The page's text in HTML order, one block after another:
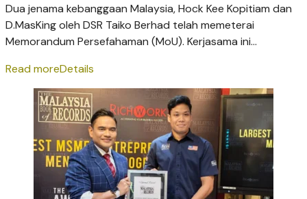
Dua jenama kebanggaan Malaysia, Hock Kee Kopitiam dan
D.MasKing oleh DSR Taiko Berhad telah memeterai
Memorandum Persefahaman (MoU). Kerjasama ini...
Read moreDetails